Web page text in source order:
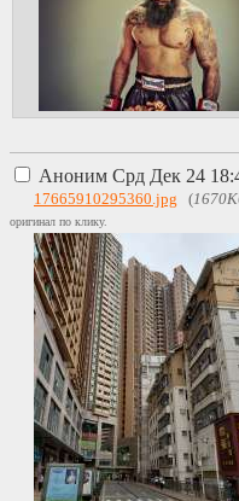
Аноним Срд Дек 24
17665910295360.jpg (
оригинал по клику.